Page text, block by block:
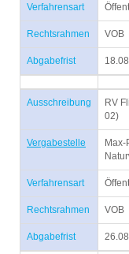
Verfahrensart
Rechtsrahmen VOB
Abgabefrist
Ausschreibung
RV
02)
Vergabestelle
Verfahrensart
Rechtsrahmen VOB
Abgabefrist